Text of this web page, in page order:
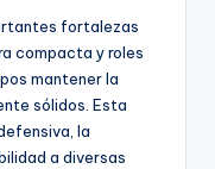
fortalezas
compacta y roles
mantener la
sólidos. Esta
la
a diversas